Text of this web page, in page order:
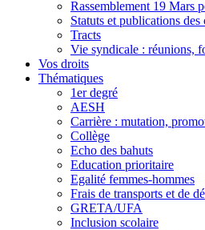
Rassemblement 19 Mars
Statuts et publications des
Tracts
Vie syndicale : réunions,
Vos droits
Thématiques
1er degré
AESH
Carrière : mutation,
Collège
Echo des bahuts
Education prioritaire
Egalité femmes-hommes
Frais de transports et de
GRETA/UFA
Inclusion scolaire